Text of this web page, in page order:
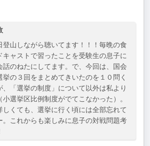
登山しながら聴いてます！！！毎晩の食
キャストで習ったことを受験生の息子に
話のねたにしてます。で、今回は、国会
の３回をまとめてきいたのを１０問く
、「選挙の制度」について以外は私より
選挙区比例制度がでてこなかった）。
しくても、選挙に行く頃には全部忘れて
。これからも楽しみに息子の対戦問題考